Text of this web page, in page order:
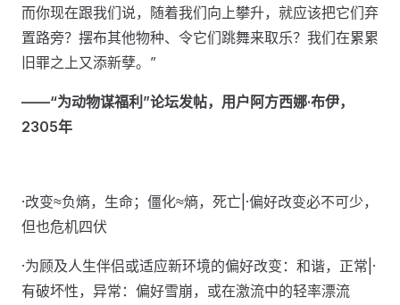
而你现在跟我们说，随着我们向上攀升，就应该把它们弃
置路旁？摆布其他物种、令它们跳舞来取乐？我们在累累
旧罪之上又添新孽。”
——“为动物谋福利”论坛发帖，用户阿方西娜·布伊，
2305年
·改变≈负熵，生命；僵化≈熵，死亡|·偏好改变必不可少，
但也危机四伏
·为顾及人生伴侣或适应新环境的偏好改变：和谐，正常|·
有破坏性，异常：偏好雪崩，或在激流中的轻率漂流